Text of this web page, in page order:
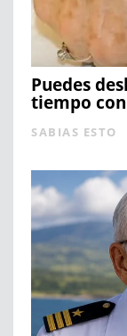
Puedes
tiempo
SABIAS ESTO